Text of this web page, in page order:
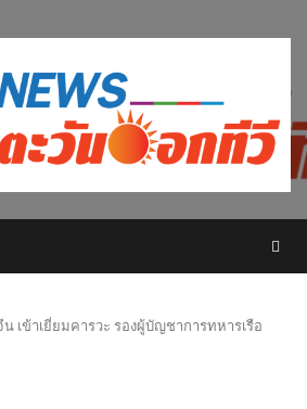
น เข้าเยี่ยมคารวะ รองผู้บัญชาการทหารเรือ